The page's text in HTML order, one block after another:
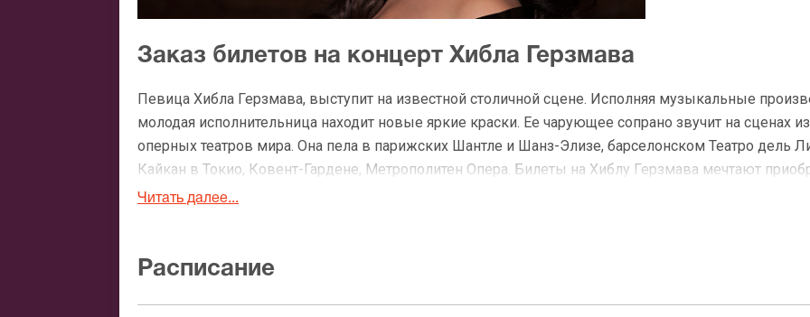
Заказ билетов на концерт Хибла Герзмава
Певица Хибла Герзмава, выступит на известной столичной сцене. Исполняя музыкальные
молодая исполнительница находит новые яркие краски. Ее чарующее сопрано звучит на сценах
оперных театров мира. Она пела в парижских Шантле и Шанз-Элизе, барселонском Театро дель
Кайкан в Токио, Ковент-Гардене, Метрополитен Опера. Билеты на Хиблу Герзмава мечтают
классической музыки.
стандарты. Заказывая на концерт Хибла Герзмава билеты, зрители получают приглашение на
современной российской вокалисткой. Обладая красивым голосом, тонкой музыкальностью и
чувством стиля, певица дарит зрителям поистине незабываемые впечатления.
Читать далее...
Расписание